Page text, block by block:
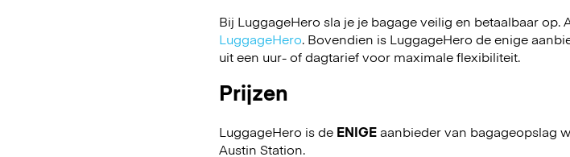
Bij LuggageHero sla je je bagage veilig en betaalbaar op.
LuggageHero. Bovendien is LuggageHero de enige
uit een uur- of dagtarief voor maximale flexibiliteit.
Prijzen
LuggageHero is de ENIGEaanbieder van bagageopslag
Austin Station.